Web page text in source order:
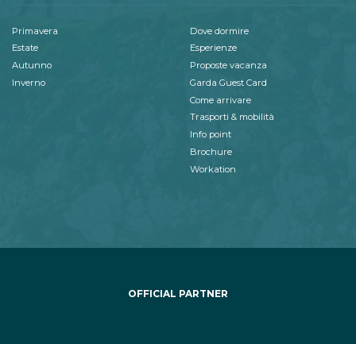
Primavera
Estate
Autunno
Inverno
Dove dormire
Esperienze
Proposte vacanza
Garda Guest Card
Come arrivare
Trasporti & mobilità
Info point
Brochure
Workation
OFFICIAL PARTNER